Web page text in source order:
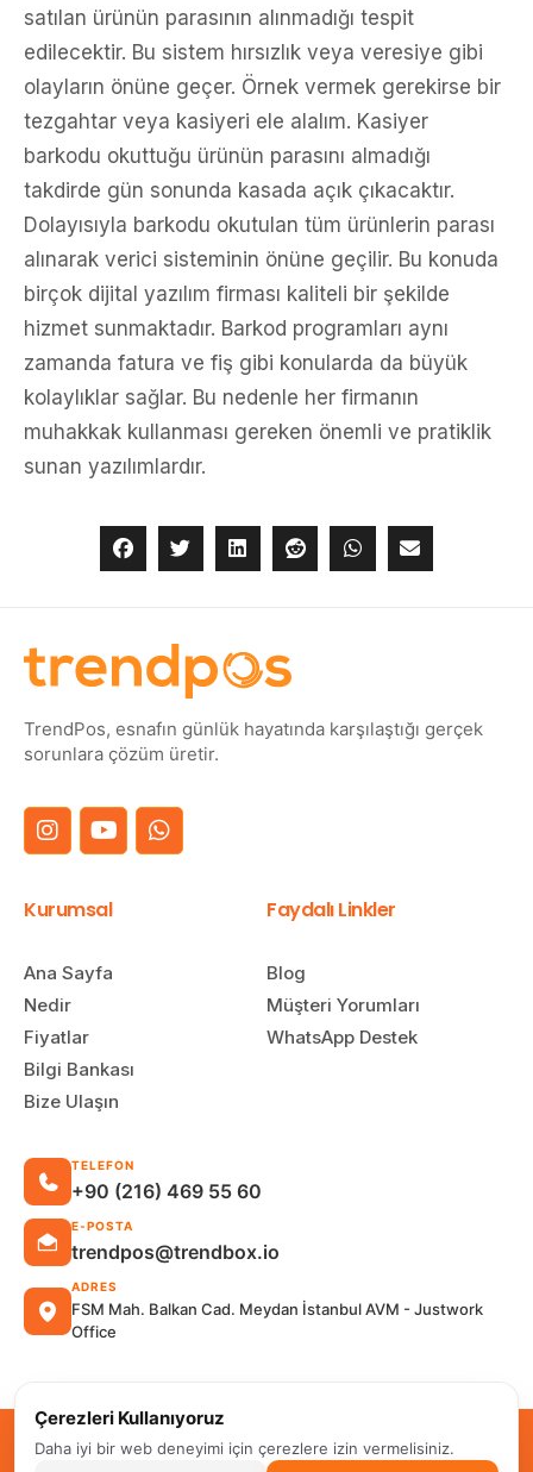
satılan ürünün parasının alınmadığı tespit
edilecektir. Bu sistem hırsızlık veya veresiye gibi
olayların önüne geçer. Örnek vermek gerekirse bir
tezgahtar veya kasiyeri ele alalım. Kasiyer
barkodu okuttuğu ürünün parasını almadığı
takdirde gün sonunda kasada açık çıkacaktır.
Dolayısıyla barkodu okutulan tüm ürünlerin parası
alınarak verici sisteminin önüne geçilir. Bu konuda
birçok dijital yazılım firması kaliteli bir şekilde
hizmet sunmaktadır. Barkod programları aynı
zamanda fatura ve fiş gibi konularda da büyük
kolaylıklar sağlar. Bu nedenle her firmanın
muhakkak kullanması gereken önemli ve pratiklik
sunan yazılımlardır.
TrendPos, esnafın günlük hayatında karşılaştığı gerçek
sorunlara çözüm üretir.
Kurumsal
Ana Sayfa
Nedir
Fiyatlar
Bilgi Bankası
Bize Ulaşın
Faydalı Linkler
Blog
Müşteri Yorumları
WhatsApp Destek
TELEFON
+90 (216) 469 55 60
E-POSTA
trendpos@trendbox.io
ADRES
FSM Mah. Balkan Cad. Meydan İstanbul AVM - Justwork
Office
TRENDPOS © Her Hakkı Saklıdır
Çerezleri Kullanıyoruz
Daha iyi bir web deneyimi için çerezlere izin vermelisiniz.